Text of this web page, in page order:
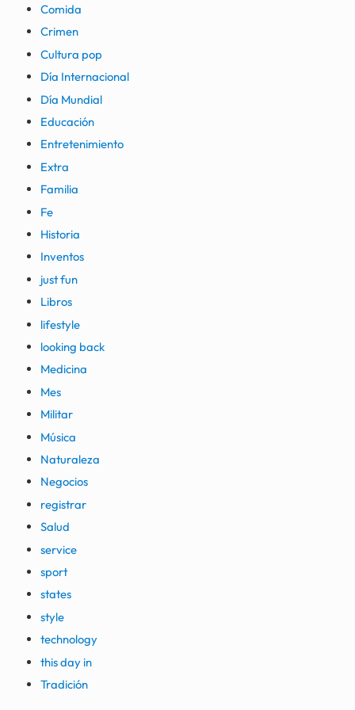
Comida
Crimen
Cultura pop
Día Internacional
Día Mundial
Educación
Entretenimiento
Extra
Familia
Fe
Historia
Inventos
just fun
Libros
lifestyle
looking back
Medicina
Mes
Militar
Música
Naturaleza
Negocios
registrar
Salud
service
sport
states
style
technology
this day in
Tradición